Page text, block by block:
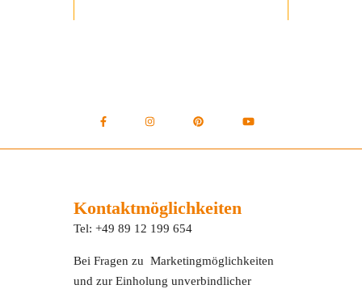
Kontaktmöglichkeiten
Tel: +49 89 12 199 654
Bei Fragen zu Marketingmöglichkeiten
und zur Einholung unverbindlicher